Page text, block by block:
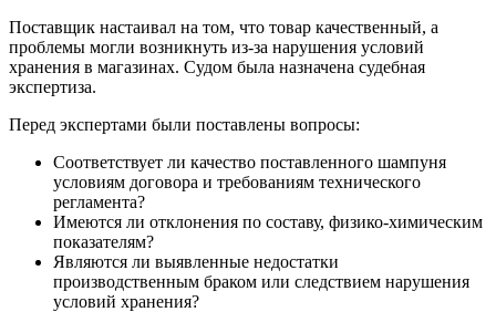
Поставщик настаивал на том, что товар качественный, а
проблемы могли возникнуть из-за нарушения условий
хранения в магазинах. Судом была назначена судебная
экспертиза.
Перед экспертами были поставлены вопросы:
Соответствует ли качество поставленного шампуня
условиям договора и требованиям технического
регламента?
Имеются ли отклонения по составу, физико-химическим
показателям?
Являются ли выявленные недостатки
производственным браком или следствием нарушения
условий хранения?